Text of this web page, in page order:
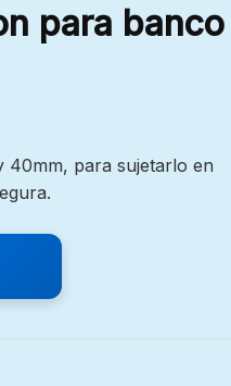
para banco
para sujetarlo en